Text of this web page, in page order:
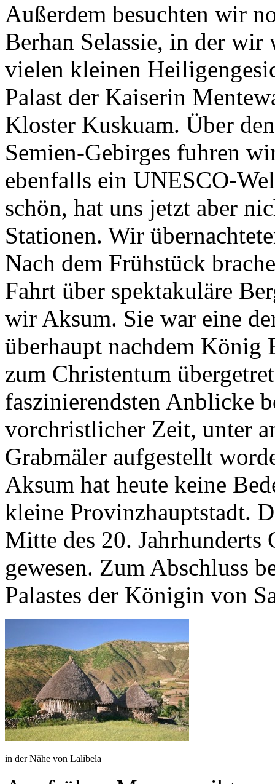
Außerdem besuchten wir
Berhan Selassie, in der wir
vielen kleinen
Palast der Kaiserin
Kloster Kuskuam. Über
Semien-Gebirges fuhren
ebenfalls ein UNESCO-
schön, hat uns jetzt aber
Stationen. Wir
Nach dem Frühstück
Fahrt über spektakuläre
wir Aksum. Sie war eine
überhaupt nachdem König
zum Christentum
faszinierendsten Anblicke
vorchristlicher Zeit, unter
Grabmäler aufgestellt
Aksum hat heute keine
kleine Provinzhauptstadt.
Mitte des 20.
gewesen. Zum Abschluss
Palastes der Königin von
in der Nähe von Lalibela